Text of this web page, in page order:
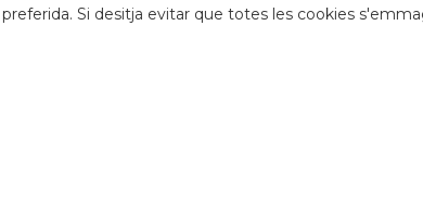
Si desitja evitar que totes les cookies